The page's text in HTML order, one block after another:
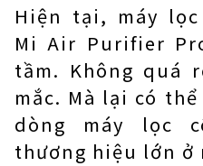
Hiện tại, máy
Mi Air Purifier
tầm. Không quá
mắc. Mà lại có
dòng máy lọc
thương hiệu lớn ở